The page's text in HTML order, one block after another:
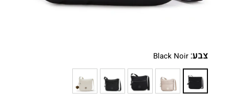
צבע:
Black Noir